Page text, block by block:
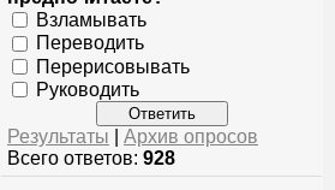
Взламывать
Переводить
Перерисовывать
Руководить
Результаты
Архив опросов
Всего ответов: 928